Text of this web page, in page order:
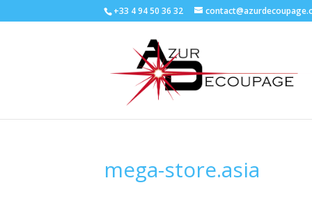
+33 4 94 50 36 32
mega-store.asia